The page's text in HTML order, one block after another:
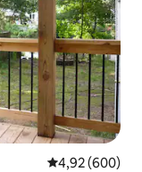
5 üzerinden
4,92 (600)